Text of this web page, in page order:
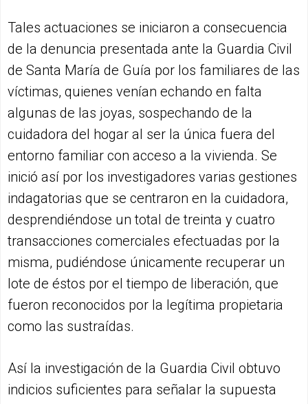
Tales actuaciones se iniciaron a consecuencia
de la denuncia presentada ante la Guardia Civil
de Santa María de Guía por los familiares de las
víctimas, quienes venían echando en falta
algunas de las joyas, sospechando de la
cuidadora del hogar al ser la única fuera del
entorno familiar con acceso a la vivienda. Se
inició así por los investigadores varias gestiones
indagatorias que se centraron en la cuidadora,
desprendiéndose un total de treinta y cuatro
transacciones comerciales efectuadas por la
misma, pudiéndose únicamente recuperar un
lote de éstos por el tiempo de liberación, que
fueron reconocidos por la legítima propietaria
como las sustraídas.
Así la investigación de la Guardia Civil obtuvo
indicios suficientes para señalar la supuesta